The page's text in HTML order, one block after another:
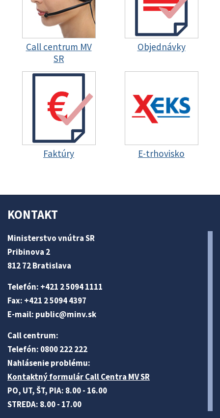
Call centrum MV
SR
Objednávky
Faktúry E-trhovisko
KONTAKT
Ministerstvo vnútra SR
Pribinova 2
812 72 Bratislava
Telefón: +421 2 5094 1111
Fax: +421 2 5094 4397
E-mail: public@minv.sk
Call centrum:
Telefón: 0800 222 222
Nahlásenie problému:
Kontaktný formulár Call Centra MV SR
PO, UT, ŠT, PIA: 8.00 - 16.00
STREDA: 8.00 - 17.00